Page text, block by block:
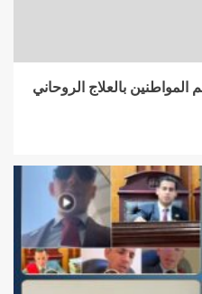
بالعلاج الروحاني